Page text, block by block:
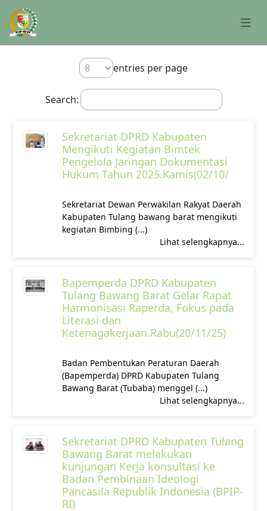
entries per page
Search:
Sekretariat DPRD Kabupaten
Mengikuti Kegiatan Bimtek
Pengelola Jaringan Dokumentasi
Hukum Tahun 2025.Kamis(02/10/
‎Sekretariat Dewan Perwakilan Rakyat Daerah
Kabupaten Tulang bawang barat mengikuti
kegiatan Bimbing (...)
Lihat selengkapnya...
Bapemperda DPRD Kabupaten
Tulang Bawang Barat Gelar Rapat
Harmonisasi Raperda, Fokus pada
Literasi dan
Ketenagakerjaan.Rabu(20/11/25)
‎Badan Pembentukan Peraturan Daerah
(Bapemperda) DPRD Kabupaten Tulang
Bawang Barat (Tubaba) menggel (...)
Lihat selengkapnya...
Sekretariat DPRD Kabupaten Tulang
Bawang Barat melakukan
kunjungan Kerja konsultasi ke
Badan Pembinaan Ideologi
Pancasila Republik Indonesia (BPIP-
RI)